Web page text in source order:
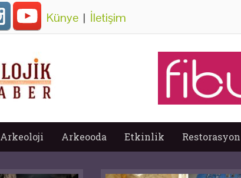
Künye | İletişim
Arkeoloji Arkeooda Etkinlik Restorasyon